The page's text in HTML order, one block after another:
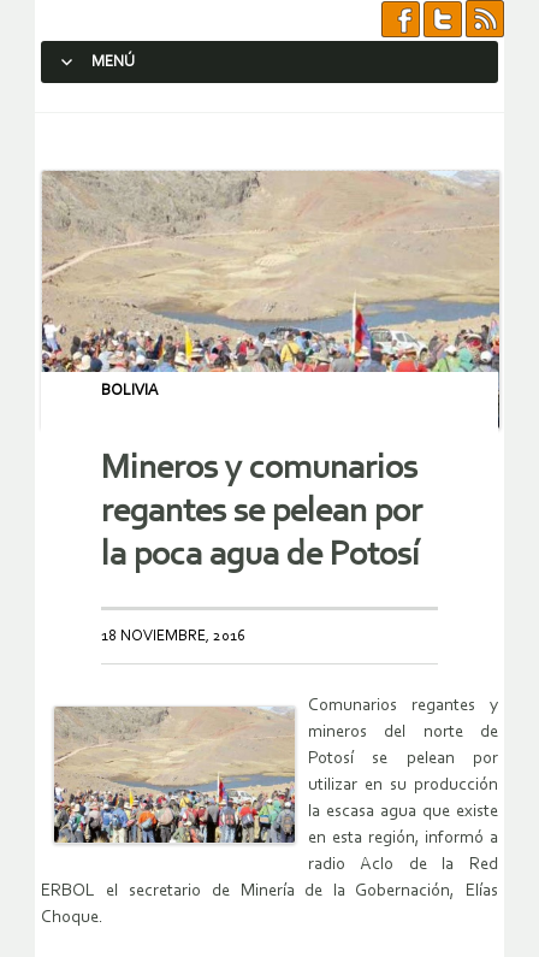
MENÚ
BOLIVIA
Mineros y comunarios
regantes se pelean por
la poca agua de Potosí
18 NOVIEMBRE, 2016
Comunarios regantes y
mineros del norte de
Potosí se pelean por
utilizar en su producción
la escasa agua que existe
en esta región, informó a
radio Aclo de la Red
ERBOL el secretario de Minería de la Gobernación, Elías
Choque.